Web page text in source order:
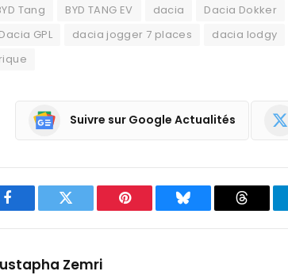
Tang BYD TANG EV dacia Dacia Dokker
Dacia GPL dacia jogger 7 places dacia lodgy
Suivre sur Google Actualités
Facebook Twitter Pinterest Bluesky Threads
Zemri